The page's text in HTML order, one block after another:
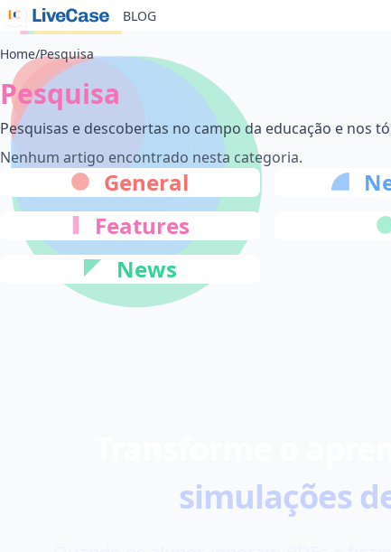
BLOG
Home/Pesquisa
Pesquisa
Pesquisas e descobertas no campo da educação e nos
Nenhum artigo encontrado nesta categoria.
General
Features
News
simulações